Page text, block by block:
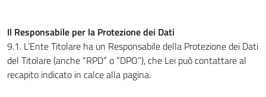
Il Responsabile per la Protezione dei Dati
9.1. L’Ente Titolare ha un Responsabile della Protezione dei Dati
del Titolare (anche “RPD” o “DPO”), che Lei può contattare al
recapito indicato in calce alla pagina.